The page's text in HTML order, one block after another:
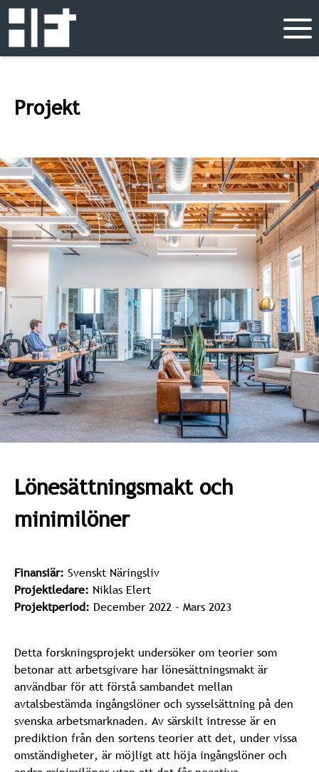
Projekt
Lönesättningsmakt och
minimilöner
Finansiär: Svenskt Näringsliv
Projektledare: Niklas Elert
Projektperiod: December 2022 - Mars 2023
Detta forskningsprojekt undersöker om teorier som
betonar att arbetsgivare har lönesättningsmakt är
användbar för att förstå sambandet mellan
avtalsbestämda ingångslöner och sysselsättning på den
svenska arbetsmarknaden. Av särskilt intresse är en
prediktion från den sortens teorier att det, under vissa
omständigheter, är möjligt att höja ingångslöner och